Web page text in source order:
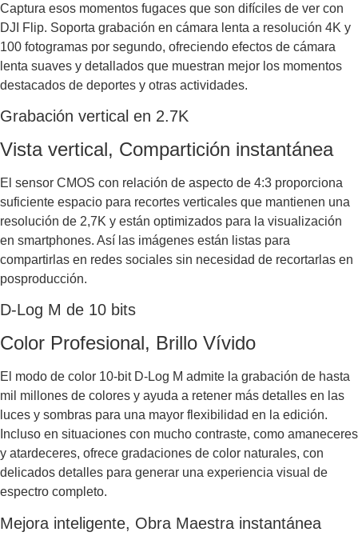
Captura esos momentos fugaces que son difíciles de ver con
DJI Flip. Soporta grabación en cámara lenta a resolución 4K y
100 fotogramas por segundo, ofreciendo efectos de cámara
lenta suaves y detallados que muestran mejor los momentos
destacados de deportes y otras actividades.
Grabación vertical en 2.7K
Vista vertical, Compartición instantánea
El sensor CMOS con relación de aspecto de 4:3 proporciona
suficiente espacio para recortes verticales que mantienen una
resolución de 2,7K y están optimizados para la visualización
en smartphones. Así las imágenes están listas para
compartirlas en redes sociales sin necesidad de recortarlas en
posproducción.
D-Log M de 10 bits
Color Profesional, Brillo Vívido
El modo de color 10-bit D-Log M admite la grabación de hasta
mil millones de colores y ayuda a retener más detalles en las
luces y sombras para una mayor flexibilidad en la edición.
Incluso en situaciones con mucho contraste, como amaneceres
y atardeceres, ofrece gradaciones de color naturales, con
delicados detalles para generar una experiencia visual de
espectro completo.
Mejora inteligente, Obra Maestra instantánea